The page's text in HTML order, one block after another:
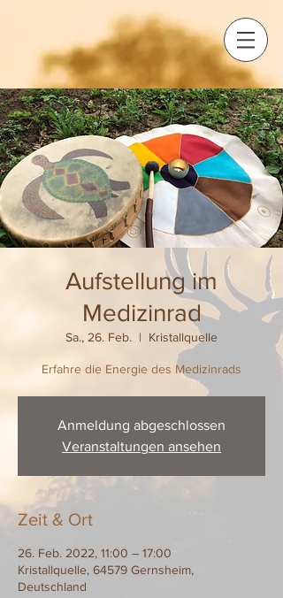
Aufstellung im
Medizinrad
Sa., 26. Feb.
  |
Kristallquelle
Erfahre die Energie des Medizinrads
Anmeldung abgeschlossen
Veranstaltungen ansehen
Zeit & Ort
26. Feb. 2022, 11:00 – 17:00
Kristallquelle, 64579 Gernsheim,
Deutschland